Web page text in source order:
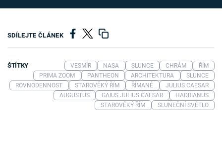
SDÍLEJTE ČLÁNEK
ŠTÍTKY VESMÍR NASA SLUNCE CHRÁM
ŘÍM
PRIMA ZOOM
PANTHEON ARCHITEKTURA
SLUNCE
ROVNODENNOST
STAROVĚKÝ ŘÍM ŘÍMANÉ
JULIUS CAESAR
AUGUSTUS
GAIUS JULIUS CAESAR
HADRIANUS
STAROVĚKÝ ŘÍM
SLUNEČNÍ SVĚTLO